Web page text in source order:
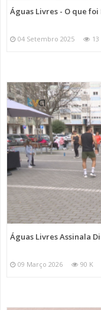
Águas Livres - O que foi
04 Setembro 2025 13
Águas Livres Assinala
09 Março 2026 90 K